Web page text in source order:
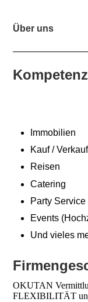
Über uns
Immobilien
Kauf /
Reisen
Catering
Party Service
Events
Und vieles
OKUTAN
FLEXIBILITÄT